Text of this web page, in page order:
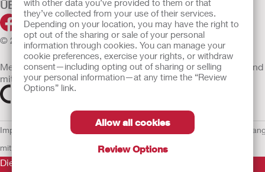
with other data you’ve provided to them or that
they’ve collected from your use of their services.
Depending on your location, you may have the right to
opt out of the sharing or sale of your personal
information through cookies. You can manage your
cookie preferences, exercise your rights, or withdraw
consent—including opting out of sharing or selling
your personal information—at any time the “Review
Options” link.
Allow all cookies
Review Options
ÜBER UNS
© 2026 Hollister Incorporated
Medizinprodukte, die innerhalb der EU vertrieben werden, sind
mit einem der folgenden Symbole gekennzeichnet
Impressum Nutzungsbedingungen Datenschutzerklärung
mit Cookies
EU Whistleblowern-Mitteilung
Die Informationen auf dieser Website sind nicht als